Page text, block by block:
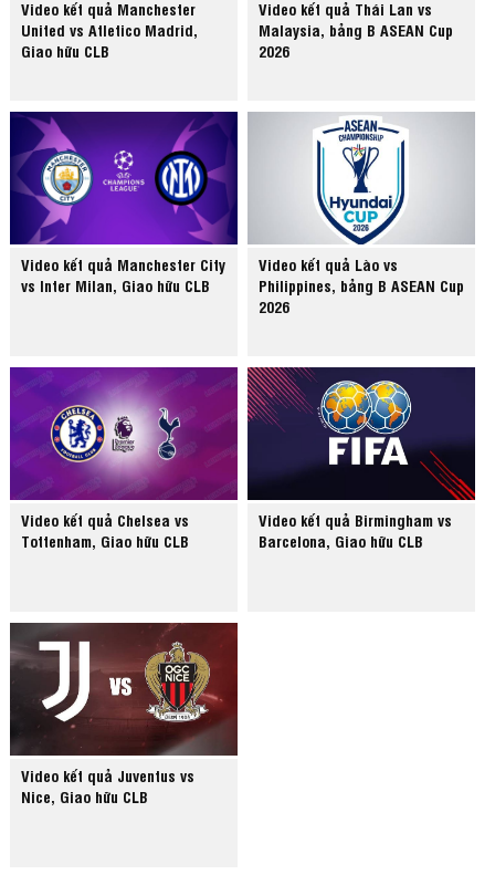
Video kết quả Manchester
United vs Atletico Madrid,
Giao hữu CLB
Video kết quả Thái Lan vs
Malaysia, bảng B ASEAN Cup
2026
Video kết quả Manchester City
vs Inter Milan, Giao hữu CLB
Video kết quả Lào vs
Philippines, bảng B ASEAN Cup
2026
Video kết quả Chelsea vs
Tottenham, Giao hữu CLB
Video kết quả Birmingham vs
Barcelona, Giao hữu CLB
Video kết quả Juventus vs
Nice, Giao hữu CLB